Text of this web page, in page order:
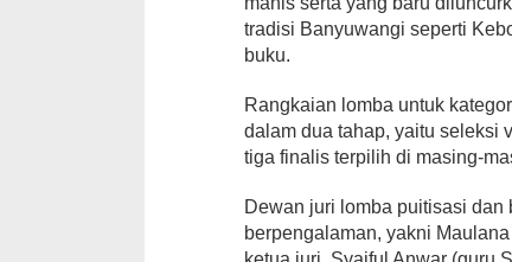
tradisi Banyuwangi seperti
buku.
Rangkaian lomba untuk
dalam dua tahap, yaitu seleksi
tiga finalis terpilih di masing-
Dewan juri lomba puitisasi dan
berpengalaman, yakni